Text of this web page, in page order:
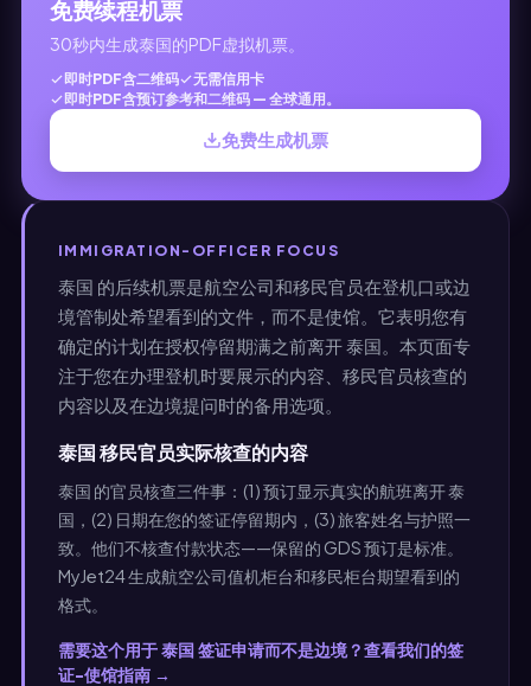
免费续程机票
30秒内生成泰国的PDF虚拟机票。
即时PDF含二维码
无需信用卡
即时PDF含预订参考和二维码 — 全球通用。
免费生成机票
IMMIGRATION-OFFICER FOCUS
泰国 的后续机票是航空公司和移民官员在登机口或边
境管制处希望看到的文件，而不是使馆。它表明您有
确定的计划在授权停留期满之前离开 泰国。本页面专
注于您在办理登机时要展示的内容、移民官员核查的
内容以及在边境提问时的备用选项。
泰国 移民官员实际核查的内容
泰国 的官员核查三件事：(1) 预订显示真实的航班离开 泰
国，(2) 日期在您的签证停留期内，(3) 旅客姓名与护照一
致。他们不核查付款状态——保留的 GDS 预订是标准。
MyJet24 生成航空公司值机柜台和移民柜台期望看到的
格式。
需要这个用于 泰国 签证申请而不是边境？查看我们的签
证-使馆指南 →